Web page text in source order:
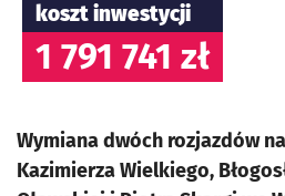
koszt inwestycji
1 791 741 zł
Wymiana dwóch rozjazdów
Kazimierza Wielkiego,